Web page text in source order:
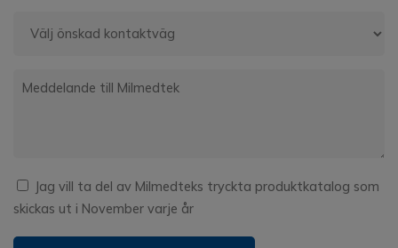
Jag vill ta del av Milmedteks tryckta produktkatalog som
skickas ut i November varje år